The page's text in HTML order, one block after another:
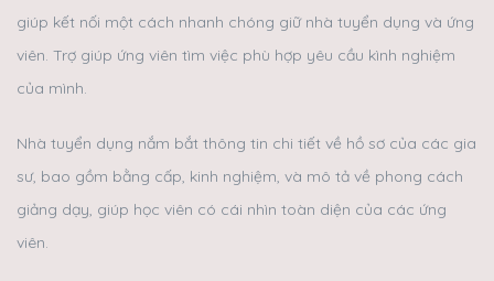
giúp kết nối một cách nhanh chóng giữ nhà tuyển dụng và ứng
viên. Trợ giúp ứng viên tìm việc phù hợp yêu cầu kình nghiệm
của mình.
Nhà tuyển dụng nắm bắt thông tin chi tiết về hồ sơ của các gia
sư, bao gồm bằng cấp, kinh nghiệm, và mô tả về phong cách
giảng dạy, giúp học viên có cái nhìn toàn diện của các ứng
viên.